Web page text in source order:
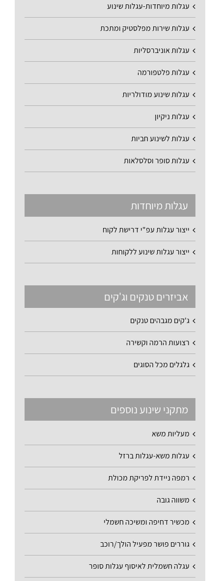
עגלות מיוחדות-עגלות שינוע
עגלות שירות מפלסטיק ומתכת
עגלות אוניברסליות
עגלות פלטפורמה
עגלות שינוע מודולריות
עגלות ניקיון
עגלות לשינוע חביות
עגלות סופר וסלסלאות
עגלות מיוחדות
ייצור עגלות עפ"י דרישת לקוח
ייצור עגלות שינוע ללקוחות
אביזרים טנקים וג'קים
ג'קים מגבהים טנקים
רצועות הרמה וקשירה
גלגלים מכל הסוגים
מתקני שינוע נוספים
מעליות משא
עגלות משא-עגלות ברזל
רמפה ניידת לפריקת מכולת
משווה גובה
מכשיר דחיפה ומשיכה חשמלי
גוררים פושר מפעיל הולך/רוכב
עגלה חשמלית לאיסוף עגלות סופר